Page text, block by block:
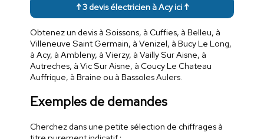
↑ 3 devis électricien à Acy ici ↑
Obtenez un devis à Soissons, à Cuffies, à Belleu, à
Villeneuve Saint Germain, à Venizel, à Bucy Le Long,
à Acy, à Ambleny, à Vierzy, à Vailly Sur Aisne, à
Autreches, à Vic Sur Aisne, à Coucy Le Chateau
Auffrique, à Braine ou à Bassoles Aulers.
Exemples de demandes
Cherchez dans une petite sélection de chiffrages à